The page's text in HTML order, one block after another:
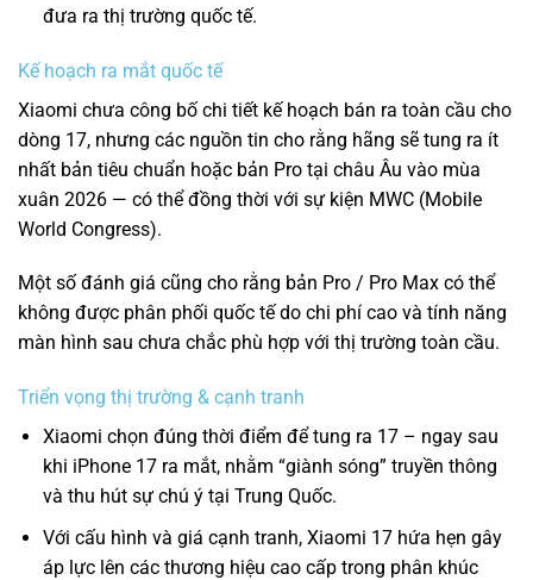
đưa ra thị trường quốc tế.
Kế hoạch ra mắt quốc tế
Xiaomi chưa công bố chi tiết kế hoạch bán ra toàn cầu cho
dòng 17, nhưng các nguồn tin cho rằng hãng sẽ tung ra ít
nhất bản tiêu chuẩn hoặc bản Pro tại châu Âu vào mùa
xuân 2026 — có thể đồng thời với sự kiện MWC (Mobile
World Congress).
Một số đánh giá cũng cho rằng bản Pro / Pro Max có thể
không được phân phối quốc tế do chi phí cao và tính năng
màn hình sau chưa chắc phù hợp với thị trường toàn cầu.
Triển vọng thị trường & cạnh tranh
Xiaomi chọn đúng thời điểm để tung ra 17 – ngay sau
khi iPhone 17 ra mắt, nhằm “giành sóng” truyền thông
và thu hút sự chú ý tại Trung Quốc.
Với cấu hình và giá cạnh tranh, Xiaomi 17 hứa hẹn gây
áp lực lên các thương hiệu cao cấp trong phân khúc